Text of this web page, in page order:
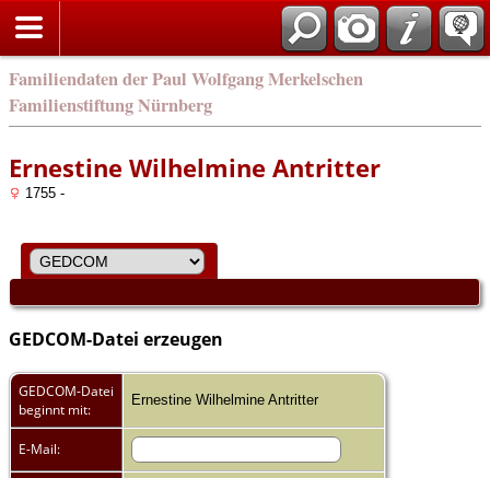
Familiendaten der Paul Wolfgang Merkelschen
Familienstiftung Nürnberg
Ernestine Wilhelmine Antritter
1755 -
GEDCOM-Datei erzeugen
GEDCOM-Datei
beginnt mit:
Ernestine Wilhelmine Antritter
E-Mail: